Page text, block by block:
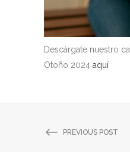
Descárgate nuestro
Otoño 2024 aquí
PREVIOUS POST